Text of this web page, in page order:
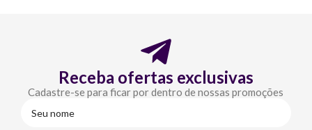
Receba ofertas exclusivas
Cadastre-se para ficar por dentro de nossas promoções